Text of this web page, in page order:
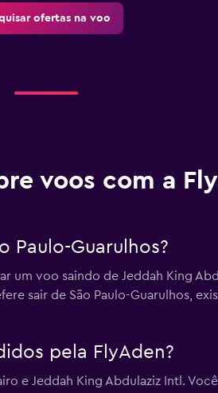
ofertas na voo
voos com a
Paulo-Guarulhos?
um voo saindo de Jeddah King
sair de São Paulo-Guarulhos,
pela FlyAden?
e Jeddah King Abdulaziz Intl.